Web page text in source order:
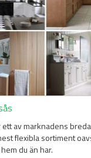
ett av marknadens
flexibla sortiment
du än har.